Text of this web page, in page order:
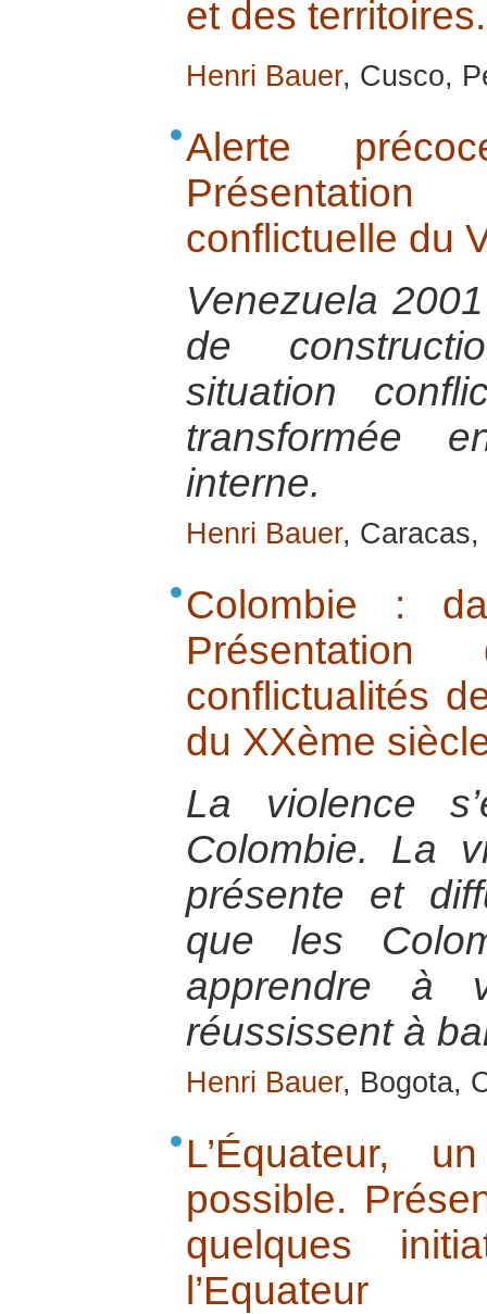
et des territoires.
Henri Bauer, Cusco,
Alerte
conflictuelle du
Venezuela
de
situation
transformée
interne.
Henri Bauer, Caracas,
Colombie :
conflictualités
du XXème
La violence
Colombie. La
présente et
que les
apprendre à
réussissent à
Henri Bauer, Bogota,
L’Équateur,
possible.
quelques
l’Equateur